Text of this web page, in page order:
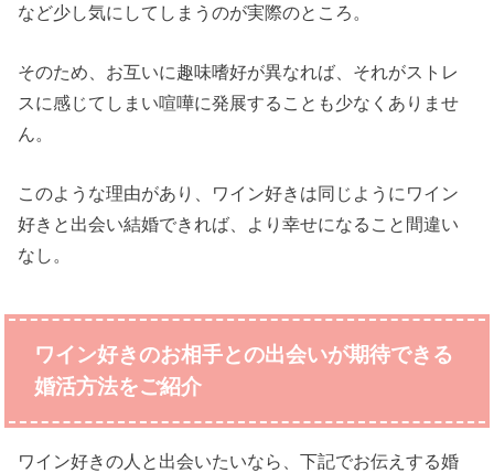
など少し気にしてしまうのが実際のところ。
そのため、お互いに趣味嗜好が異なれば、それがストレ
スに感じてしまい喧嘩に発展することも少なくありませ
ん。
このような理由があり、ワイン好きは同じようにワイン
好きと出会い結婚できれば、より幸せになること間違い
なし。
ワイン好きのお相手との出会いが期待できる
婚活方法をご紹介
ワイン好きの人と出会いたいなら、下記でお伝えする婚